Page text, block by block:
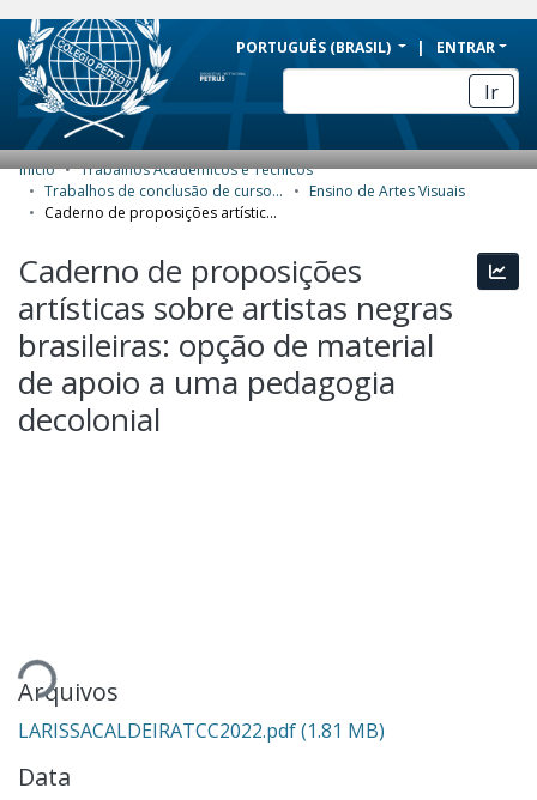
BRAZIL
Simplifique!
Comunica BR
Participe
Acesso à informação
Canais
PORTUGUÊS (BRASIL) ENTRAR
Ir
COMUNIDADES E COLEÇÕES
ESTATÍSTICAS
SOBRE
Início
Trabalhos Acadêmicos e Técnicos
Trabalhos de conclusão de curso de Especialização
Ensino de Artes Visuais
Caderno de proposições artísticas sobre artistas negras brasileiras: opção de material de apoio a uma pedagogia decolonial
Caderno de proposições
artísticas sobre artistas negras
brasileiras: opção de material
de apoio a uma pedagogia
decolonial
Carregando...
Arquivos
LARISSACALDEIRATCC2022.pdf(1.81 MB)
Data